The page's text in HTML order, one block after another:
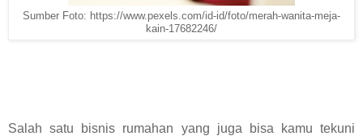
Sumber Foto: https://www.pexels.com/id-id/foto/merah-wanita-meja-
kain-17682246/
Salah satu bisnis rumahan yang juga bisa kamu tekuni